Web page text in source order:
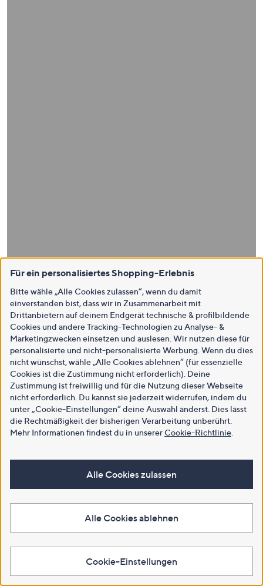
Für ein personalisiertes Shopping-Erlebnis
Bitte wähle „Alle Cookies zulassen“, wenn du damit
einverstanden bist, dass wir in Zusammenarbeit mit
Drittanbietern auf deinem Endgerät technische & profilbildende
Cookies und andere Tracking-Technologien zu Analyse- &
Marketingzwecken einsetzen und auslesen. Wir nutzen diese für
personalisierte und nicht-personalisierte Werbung. Wenn du dies
nicht wünschst, wähle „Alle Cookies ablehnen“ (für essenzielle
Cookies ist die Zustimmung nicht erforderlich). Deine
Zustimmung ist freiwillig und für die Nutzung dieser Webseite
nicht erforderlich. Du kannst sie jederzeit widerrufen, indem du
unter „Cookie-Einstellungen“ deine Auswahl änderst. Dies lässt
die Rechtmäßigkeit der bisherigen Verarbeitung unberührt.
Mehr Informationen findest du in unsererCookie-Richtlinie
Alle Cookies zulassen
Alle Cookies ablehnen
Cookie-Einstellungen